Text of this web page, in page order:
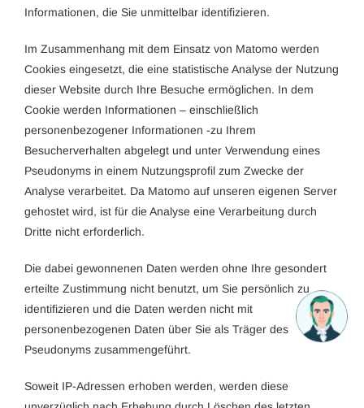
Informationen, die Sie unmittelbar identifizieren.
Im Zusammenhang mit dem Einsatz von Matomo werden
Cookies eingesetzt, die eine statistische Analyse der Nutzung
dieser Website durch Ihre Besuche ermöglichen. In dem
Cookie werden Informationen – einschließlich
personenbezogener Informationen -zu Ihrem
Besucherverhalten abgelegt und unter Verwendung eines
Pseudonyms in einem Nutzungsprofil zum Zwecke der
Analyse verarbeitet. Da Matomo auf unseren eigenen Server
gehostet wird, ist für die Analyse eine Verarbeitung durch
Dritte nicht erforderlich.
Die dabei gewonnenen Daten werden ohne Ihre gesondert
erteilte Zustimmung nicht benutzt, um Sie persönlich zu
identifizieren und die Daten werden nicht mit
personenbezogenen Daten über Sie als Träger des
Pseudonyms zusammengeführt.
Soweit IP-Adressen erhoben werden, werden diese